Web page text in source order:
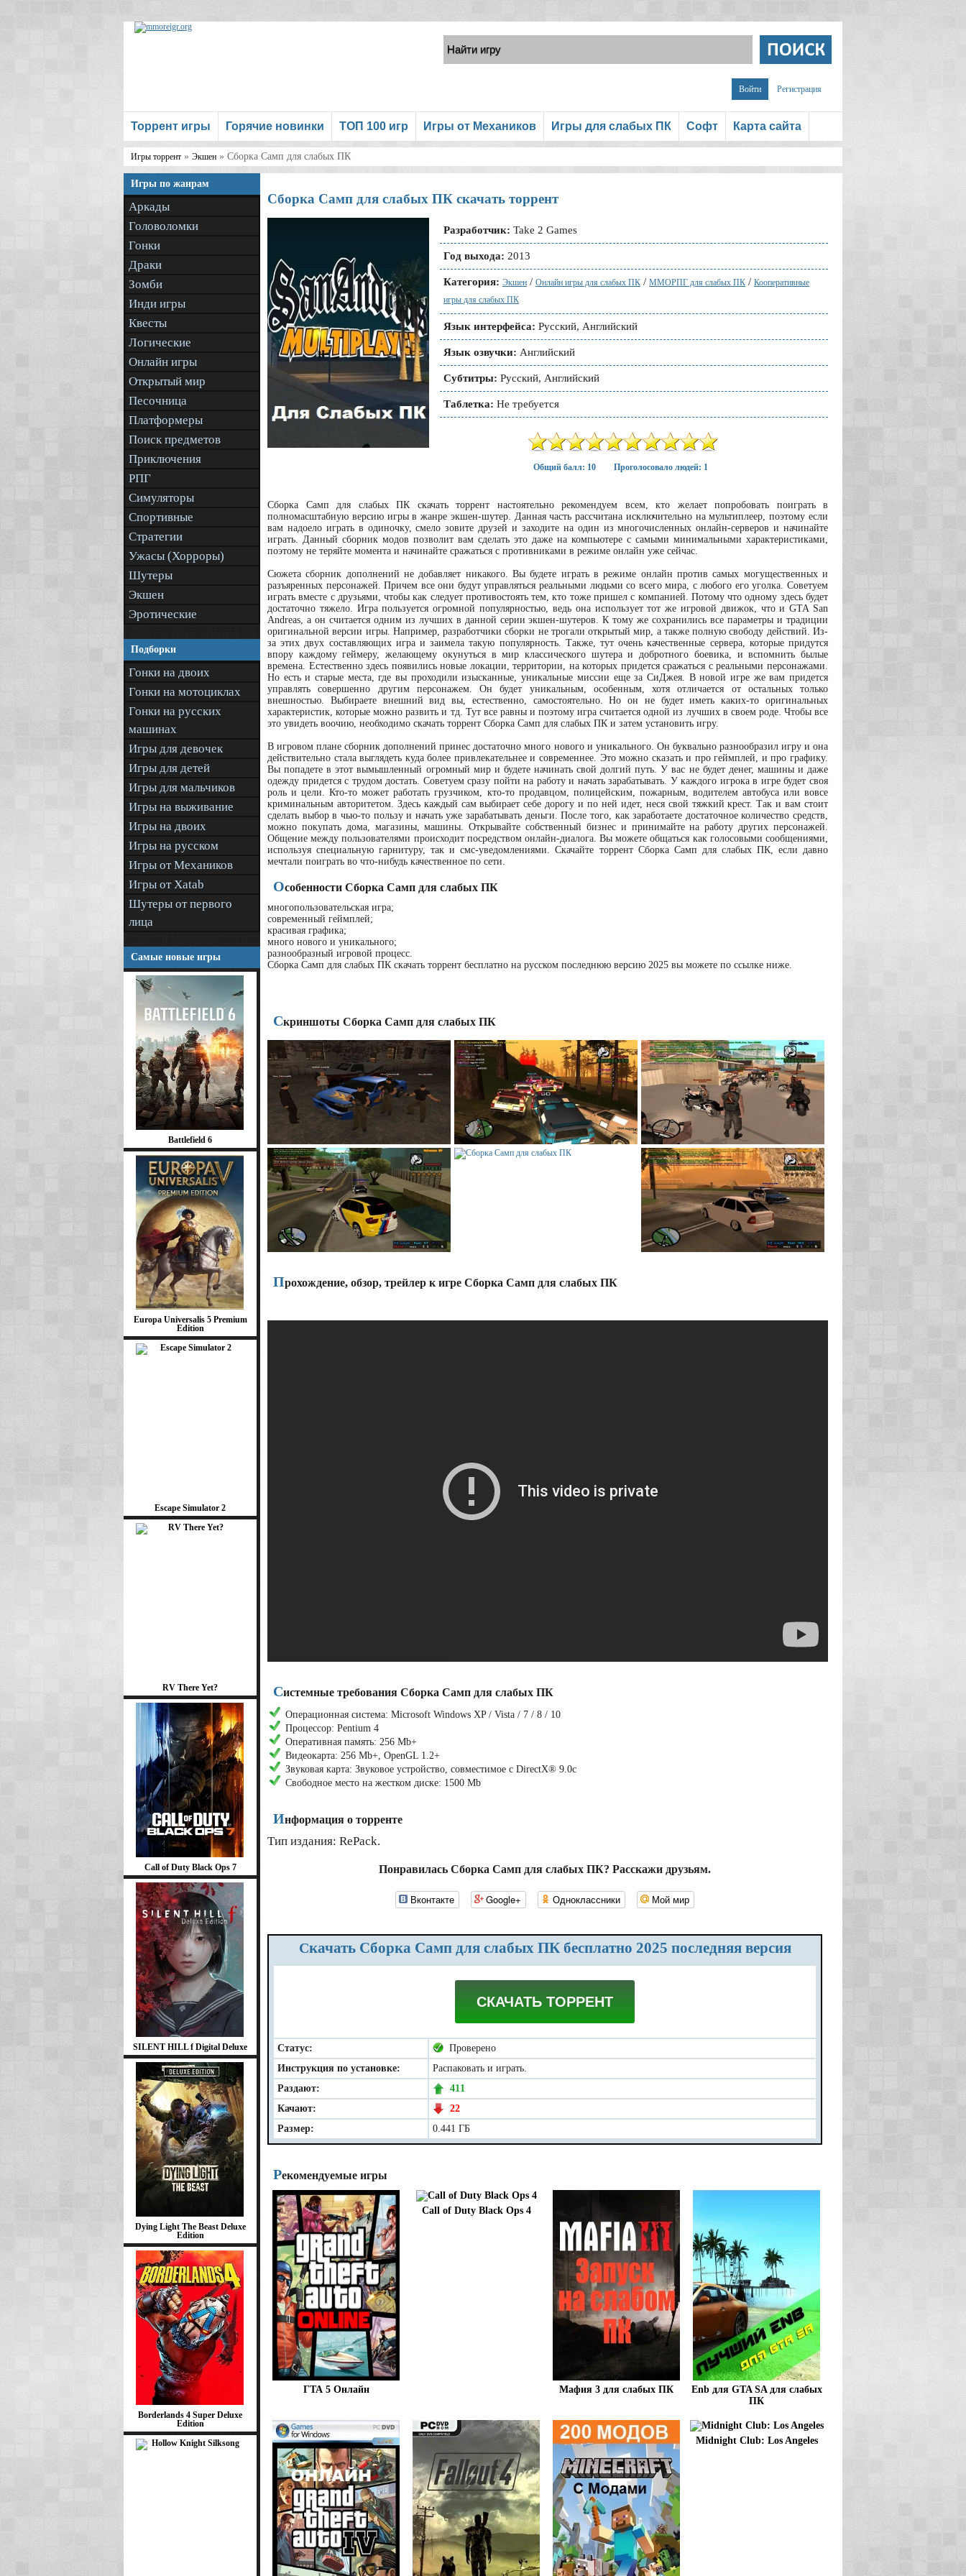
Войти Регистрация
Торрент игры Горячие новинки ТОП 100 игр Игры от Механиков Игры для слабых ПК Софт Карта сайта
Игры торрент » Экшен » Сборка Самп для слабых ПК
Игры по жанрам
Аркады
Головоломки
Гонки
Драки
Зомби
Инди игры
Квесты
Логические
Онлайн игры
Открытый мир
Песочница
Платформеры
Поиск предметов
Приключения
РПГ
Симуляторы
Спортивные
Стратегии
Ужасы (Хорроры)
Шутеры
Экшен
Эротические
Подборки
Гонки на двоих
Гонки на мотоциклах
Гонки на русских
машинах
Игры для девочек
Игры для детей
Игры для мальчиков
Игры на выживание
Игры на двоих
Игры на русском
Игры от Механиков
Игры от Xatab
Шутеры от первого
лица
Самые новые игры
Battlefield 6
Europa Universalis 5 Premium
Edition
Escape Simulator 2
RV There Yet?
Call of Duty Black Ops 7
SILENT HILL f Digital Deluxe
Dying Light The Beast Deluxe
Edition
Borderlands 4 Super Deluxe
Edition
Сборка Самп для слабых ПК скачать торрент
Разработчик: Take 2 Games
Год выхода: 2013
Категория: Экшен / Онлайн игры для слабых ПК / ММОРПГ для слабых ПК / Кооперативные
игры для слабых ПК
Язык интерфейса: Русский, Английский
Язык озвучки: Английский
Субтитры: Русский, Английский
Таблетка: Не требуется
Общий балл: 10 Проголосовало людей: 1
Сборка Самп для слабых ПК скачать торрент настоятельно рекомендуем всем, кто желает попробовать поиграть в
полномасштабную версию игры в жанре экшен-шутер. Данная часть рассчитана исключительно на мультиплеер, поэтому если
вам надоело играть в одиночку, смело зовите друзей и заходите на один из многочисленных онлайн-серверов и начинайте
играть. Данный сборник модов позволит вам сделать это даже на компьютере с самыми минимальными характеристиками,
поэтому не теряйте момента и начинайте сражаться с противниками в режиме онлайн уже сейчас.
Сюжета сборник дополнений не добавляет никакого. Вы будете играть в режиме онлайн против самых могущественных и
разъяренных персонажей. Причем все они будут управляться реальными людьми со всего мира, с любого его уголка. Советуем
играть вместе с друзьями, чтобы как следует противостоять тем, кто тоже пришел с компанией. Потому что одному здесь будет
достаточно тяжело. Игра пользуется огромной популярностью, ведь она использует тот же игровой движок, что и GTA San
Andreas, а он считается одним из лучших в данной серии экшен-шутеров. К тому же сохранились все параметры и традиции
оригинальной версии игры. Например, разработчики сборки не трогали открытый мир, а также полную свободу действий. Из-
за этих двух составляющих игра и заимела такую популярность. Также, тут очень качественные сервера, которые придутся
впору каждому геймеру, желающему окунуться в мир классического шутера и добротного боевика, и вспомнить былые
времена. Естественно здесь появились новые локации, территории, на которых придется сражаться с реальными персонажами.
Но есть и старые места, где вы проходили изысканные, уникальные миссии еще за СиДжея. В новой игре же вам придется
управлять совершенно другим персонажем. Он будет уникальным, особенным, хотя отличается от остальных только
внешностью. Выбираете внешний вид вы, естественно, самостоятельно. Но он не будет иметь каких-то оригинальных
характеристик, которые можно развить и тд. Тут все равны и поэтому игра считается одной из лучших в своем роде. Чтобы все
это увидеть воочию, необходимо скачать торрент Сборка Самп для слабых ПК и затем установить игру.
В игровом плане сборник дополнений принес достаточно много нового и уникального. Он буквально разнообразил игру и она
действительно стала выглядеть куда более привлекательнее и современнее. Это можно сказать и про геймплей, и про графику.
Вы попадете в этот вымышленный огромный мир и будете начинать свой долгий путь. У вас не будет денег, машины и даже
одежду придется с трудом достать. Советуем сразу пойти на работу и начать зарабатывать. У каждого игрока в игре будет своя
роль и цели. Кто-то может работать грузчиком, кто-то продавцом, полицейским, пожарным, водителем автобуса или вовсе
криминальным авторитетом. Здесь каждый сам выбирает себе дорогу и по ней идет, неся свой тяжкий крест. Так и вам стоит
сделать выбор в чью-то пользу и начать уже зарабатывать деньги. После того, как заработаете достаточное количество средств,
можно покупать дома, магазины, машины. Открывайте собственный бизнес и принимайте на работу других персонажей.
Общение между пользователями происходит посредством онлайн-диалога. Вы можете общаться как голосовыми сообщениями,
используя специальную гарнитуру, так и смс-уведомлениями. Скачайте торрент Сборка Самп для слабых ПК, если давно
мечтали поиграть во что-нибудь качественное по сети.
Особенности Сборка Самп для слабых ПК
многопользовательская игра;
современный геймплей;
красивая графика;
много нового и уникального;
разнообразный игровой процесс.
Сборка Самп для слабых ПК скачать торрент бесплатно на русском последнюю версию 2025 вы можете по ссылке ниже.
Скриншоты Сборка Самп для слабых ПК
Прохождение, обзор, трейлер к игре Сборка Самп для слабых ПК
Системные требования Сборка Самп для слабых ПК
Операционная система: Microsoft Windows XP / Vista / 7 / 8 / 10
Процессор: Pentium 4
Оперативная память: 256 Mb+
Видеокарта: 256 Mb+, OpenGL 1.2+
Звуковая карта: Звуковое устройство, совместимое с DirectX® 9.0с
Свободное место на жестком диске: 1500 Mb
Информация о торренте
Тип издания: RePack.
Понравилась Сборка Самп для слабых ПК? Расскажи друзьям.
Вконтакте Google+ Одноклассники Мой мир
Скачать Сборка Самп для слабых ПК бесплатно 2025 последняя версия
СКАЧАТЬ ТОРРЕНТ
Статус:
Проверено
Инструкция по установке:
Распаковать и играть.
Раздают:
411
Качают:
22
Размер:
0.441 ГБ
Рекомендуемые игры
ГТА 5 Онлайн
Call of Duty Black Ops 4
Мафия 3 для слабых ПК
Enb для GTA SA для слабых
ПК
Midnight Club: Los Angeles